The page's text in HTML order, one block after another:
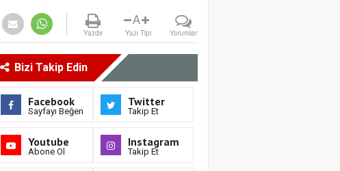
Yazdır
A
Yazı Tipi Yorumlar
Bizi Takip Edin
Facebook
Sayfayı Beğen
Twitter
Takip Et
Youtube
Abone Ol
Instagram
Takip Et